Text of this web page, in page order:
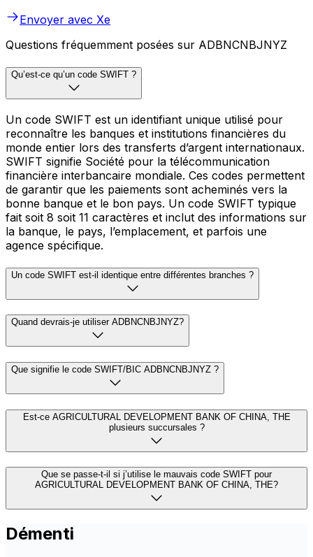
Envoyer avec Xe
Questions fréquemment posées sur ADBNCNBJNYZ
Qu’est-ce qu’un code SWIFT ?
Un code SWIFT est un identifiant unique utilisé pour
reconnaître les banques et institutions financières du
monde entier lors des transferts d’argent internationaux.
SWIFT signifie Société pour la télécommunication
financière interbancaire mondiale. Ces codes permettent
de garantir que les paiements sont acheminés vers la
bonne banque et le bon pays. Un code SWIFT typique
fait soit 8 soit 11 caractères et inclut des informations sur
la banque, le pays, l’emplacement, et parfois une
agence spécifique.
Un code SWIFT est-il identique entre différentes branches ?
Quand devrais-je utiliser ADBNCNBJNYZ?
Que signifie le code SWIFT/BIC ADBNCNBJNYZ ?
Est-ce AGRICULTURAL DEVELOPMENT BANK OF CHINA, THE
plusieurs succursales ?
Que se passe-t-il si j’utilise le mauvais code SWIFT pour
AGRICULTURAL DEVELOPMENT BANK OF CHINA, THE?
Démenti